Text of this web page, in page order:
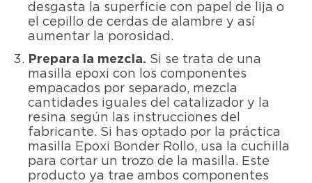
desgasta la superficie con papel de lija o
el cepillo de cerdas de alambre y así
aumentar la porosidad.
Prepara la mezcla. Si se trata de una
masilla epoxi con los componentes
empacados por separado, mezcla
cantidades iguales del catalizador y la
resina según las instrucciones del
fabricante. Si has optado por la práctica
masilla Epoxi Bonder Rollo, usa la cuchilla
para cortar un trozo de la masilla. Este
producto ya trae ambos componentes